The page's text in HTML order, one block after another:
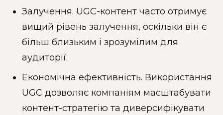
Залучення. UGC-контент часто отримує
вищий рівень залучення, оскільки він є
більш близьким і зрозумілим для
аудиторії.
Економічна ефективність. Використання
UGC дозволяє компаніям масштабувати
контент-стратегію та диверсифікувати